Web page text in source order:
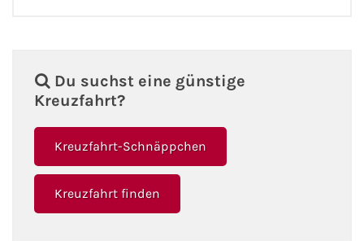
Plantours Flusskreuzfahrten
1AVista Flusskreuzfahrten
Phoenix Reisen Flusskreuzfahrten
Last Minute Flusskreuzfahrten
Du suchst eine günstige
Kreuzfahrt?
Kreuzfahrt-Schnäppchen
Kreuzfahrt finden